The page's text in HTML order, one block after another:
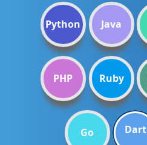
Python Java
PHP Ruby
Go Dart